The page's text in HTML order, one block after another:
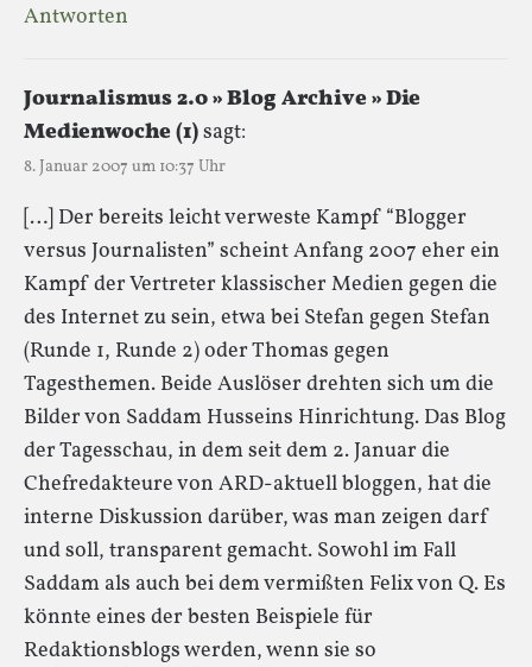
Antworten
Journalismus 2.0 » Blog Archive » Die
Medienwoche (1)sagt:
8. Januar 2007 um 10:37 Uhr
[…] Der bereits leicht verweste Kampf “Blogger
versus Journalisten” scheint Anfang 2007 eher ein
Kampf der Vertreter klassischer Medien gegen die
des Internet zu sein, etwa bei Stefan gegen Stefan
(Runde 1, Runde 2) oder Thomas gegen
Tagesthemen. Beide Auslöser drehten sich um die
Bilder von Saddam Husseins Hinrichtung. Das Blog
der Tagesschau, in dem seit dem 2. Januar die
Chefredakteure von ARD-aktuell bloggen, hat die
interne Diskussion darüber, was man zeigen darf
und soll, transparent gemacht. Sowohl im Fall
Saddam als auch bei dem vermißten Felix von Q. Es
könnte eines der besten Beispiele für
Redaktionsblogs werden, wenn sie so